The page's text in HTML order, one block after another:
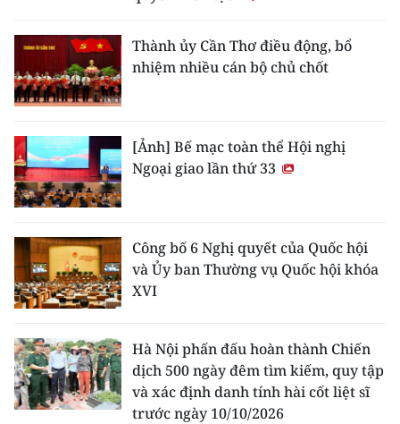
Thành ủy Cần Thơ điều động, bổ
nhiệm nhiều cán bộ chủ chốt
[Ảnh] Bế mạc toàn thể Hội nghị
Ngoại giao lần thứ 33
Công bố 6 Nghị quyết của Quốc hội
và Ủy ban Thường vụ Quốc hội khóa
XVI
Hà Nội phấn đấu hoàn thành Chiến
dịch 500 ngày đêm tìm kiếm, quy tập
và xác định danh tính hài cốt liệt sĩ
trước ngày 10/10/2026